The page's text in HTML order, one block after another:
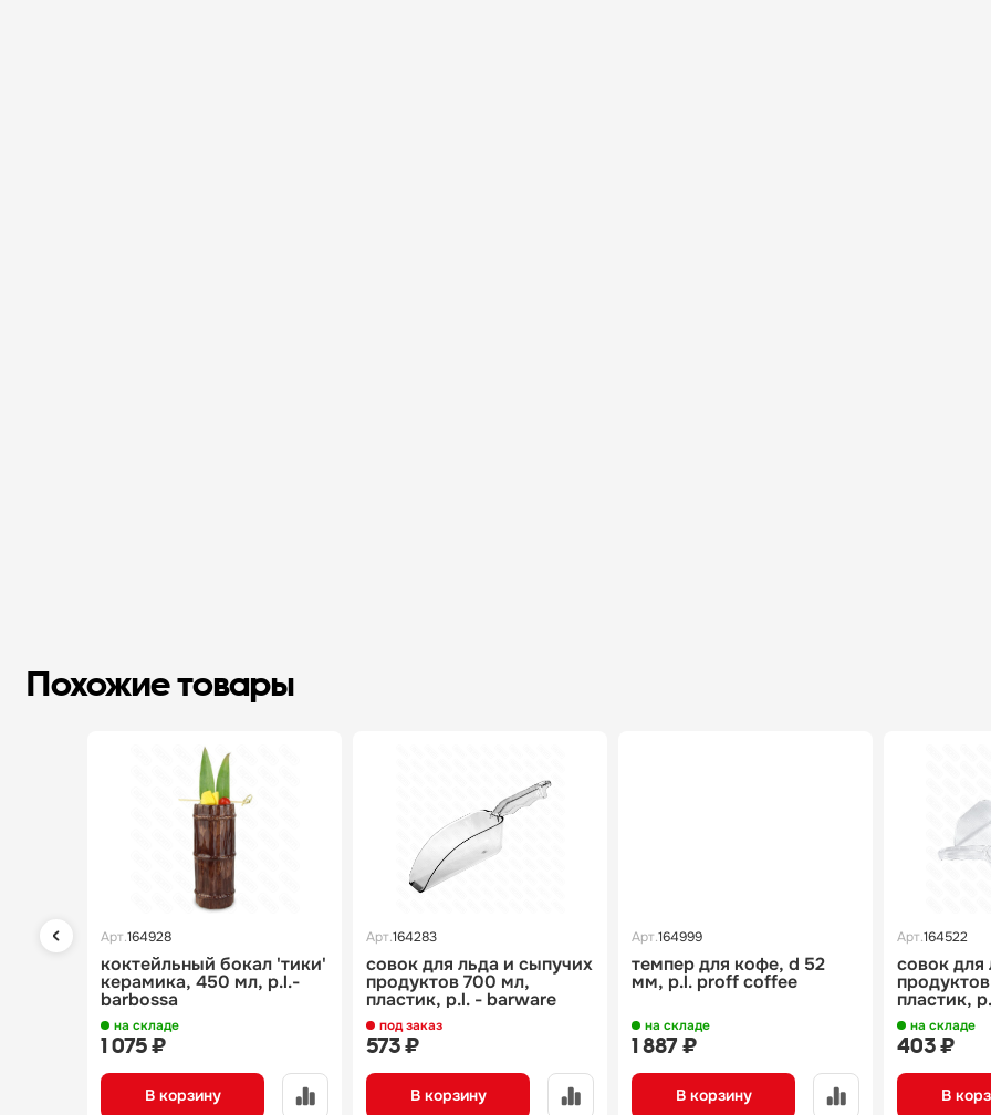
Похожие товары
Арт.164928
коктейльный бокал 'тики'
керамика, 450 мл, p.l.-
barbossa
на складе
1 075 ₽
В корзину
Арт.164283
совок для льда и сыпучих
продуктов 700 мл,
пластик, p.l. - barware
под заказ
573 ₽
В корзину
Арт.164999
темпер для кофе, d 52
мм, p.l. proff coffee
на складе
1 887 ₽
В корзину
Арт.164522
совок для
пластик,
на складе
403 ₽
В